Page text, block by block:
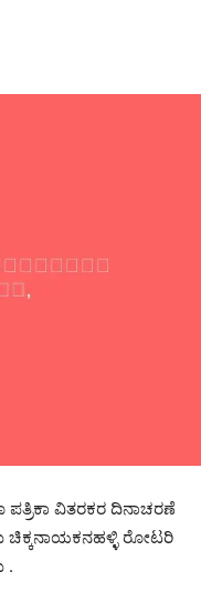
ಪತ್ರಿಕಾ ವಿತರಕರ ದಿನಾಚರಣೆ
ಚಿಕ್ಕನಾಯಕನಹಳ್ಳಿ ರೋಟರಿ
.